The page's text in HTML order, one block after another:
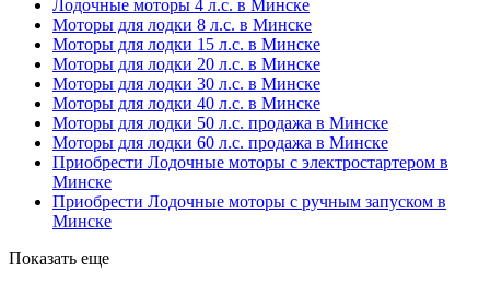
Лодочные моторы 4 л.с. в Минске
Моторы для лодки 8 л.с. в Минске
Моторы для лодки 15 л.с. в Минске
Моторы для лодки 20 л.с. в Минске
Моторы для лодки 30 л.с. в Минске
Моторы для лодки 40 л.с. в Минске
Моторы для лодки 50 л.с. продажа в Минске
Моторы для лодки 60 л.с. продажа в Минске
Приобрести Лодочные моторы с электростартером в
Минске
Приобрести Лодочные моторы с ручным запуском в
Минске
Показать еще